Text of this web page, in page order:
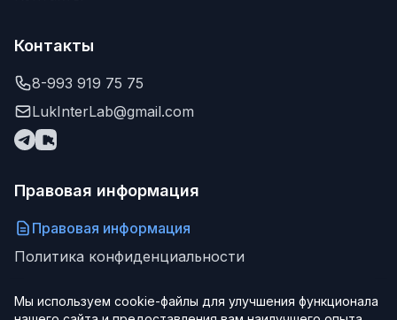
Контакты
8-993 919 75 75
LukInterLab@gmail.com
Правовая информация
Правовая информация
Политика конфиденциальности
Мы используем cookie-файлы для улучшения функционала